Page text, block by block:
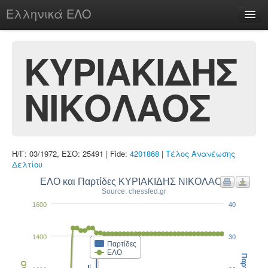
Ελληνικά ΕΛΟ
chesstu.be @ discord
Login
ΚΥΡΙΑΚΙΔΗΣ
ΝΙΚΟΛΑΟΣ
Η/Γ: 03/1972, ΕΣΟ: 25491 | Fide: 4201868 | Τέλος Ανανέωσης
Δελτίου
ΕΛΟ και Παρτίδες ΚΥΡΙΑΚΙΔΗΣ ΝΙΚΟΛΑΟΣ
Source: chessfed.gr
Παρτίδες
ΕΛΟ
1400
1600
30
40